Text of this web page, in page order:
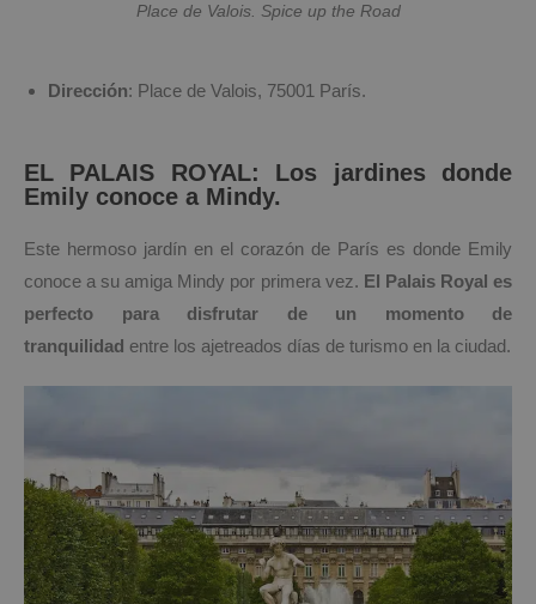
Place de Valois. Spice up the Road
Dirección: Place de Valois, 75001 París.
EL PALAIS ROYAL: Los jardines donde
Emily conoce a Mindy.
Este hermoso jardín en el corazón de París es donde Emily
conoce a su amiga Mindy por primera vez. El Palais Royal es
perfecto para disfrutar de un momento de
tranquilidad entre los ajetreados días de turismo en la ciudad.